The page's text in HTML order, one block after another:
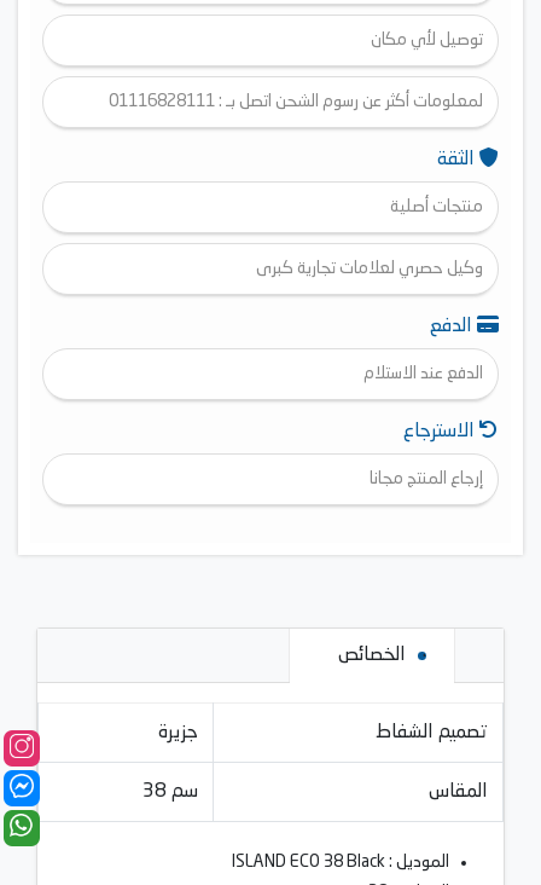
توصيل لأي مكان
لمعلومات أكثر عن رسوم الشحن اتصل بـ : 01116828111
الثقة
منتجات أصلية
وكيل حصري لعلامات تجارية كبرى
الدفع
الدفع عند الاستلام
الاسترجاع
إرجاع المنتج مجانا
الخصائص
تصميم الشفاط جزيرة
المقاس 38 سم
الموديل : ISLAND ECO 38 Black